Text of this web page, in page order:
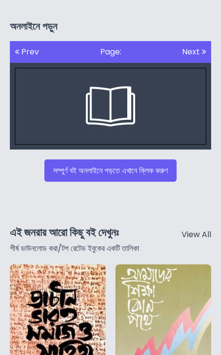
অনলাইনে পড়ুন
Prev Page: Next
সম্পুর্ণ বই অনলাইনে পড়তে এখানে ক্লিক করুণ
এই জনরার আরো কিছু বই দেখুনঃ
শীর্ষ ডাউনলোড করা/টপ রেটেড ইবুকের একটি তালিকা
View All